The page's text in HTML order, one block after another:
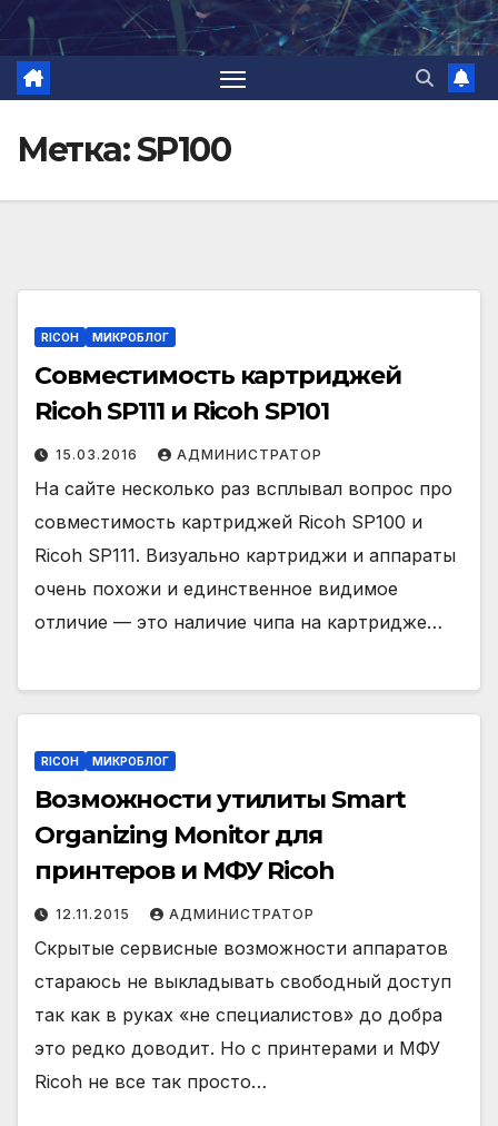
Перейти
содержимому
Метка:SP100
RICOH МИКРОБЛОГ
Совместимость картриджей
Ricoh SP111 и Ricoh SP101
15.03.2016 АДМИНИСТРАТОР
На сайте несколько раз всплывал вопрос про
совместимость картриджей Ricoh SP100 и
Ricoh SP111. Визуально картриджи и аппараты
очень похожи и единственное видимое
отличие — это наличие чипа на картридже…
RICOH МИКРОБЛОГ
Возможности утилиты Smart
Organizing Monitor для
принтеров и МФУ Ricoh
12.11.2015 АДМИНИСТРАТОР
Скрытые сервисные возможности аппаратов
стараюсь не выкладывать свободный доступ
так как в руках «не специалистов» до добра
это редко доводит. Но с принтерами и МФУ
Ricoh не все так просто…